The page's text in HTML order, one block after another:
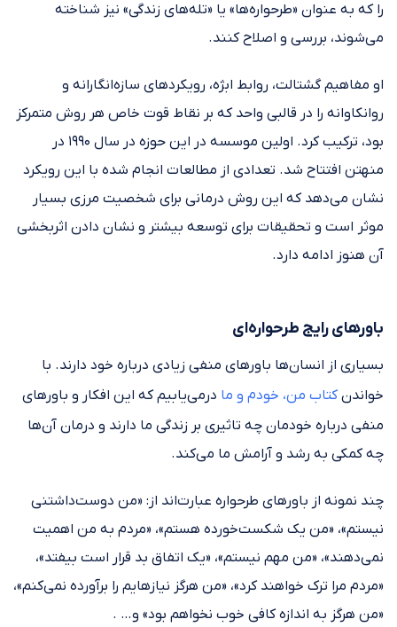
را که به عنوان «طرحواره‌ها» یا «تله‌های زندگی» نیز شناخته
می‌شوند، بررسی و اصلاح کنند.
او مفاهیم گشتالت، روابط ابژه، رویکردهای سازه‌انگارانه و
روانکاوانه را در قالبی واحد که بر نقاط قوت خاص هر روش متمرکز
بود، ترکیب کرد. اولین موسسه در این حوزه در سال ۱۹۹۰ در
منهتن افتتاح شد. تعدادی از مطالعات انجام شده با این رویکرد
نشان می‌دهد که این روش درمانی برای شخصیت مرزی بسیار
موثر است و تحقیقات برای توسعه بیشتر و نشان دادن اثربخشی
آن هنوز ادامه دارد.
باورهای رایج طرحواره‌ای
بسیاری از انسان‌ها باورهای منفی زیادی درباره خود دارند. با
خواندنکتاب من، خودم و ما درمی‌یابیم که این افکار و باورهای
منفی درباره خودمان چه تاثیری بر زندگی ما دارند و درمان آن‌ها
چه کمکی به رشد و آرامش ما می‌کند.
چند نمونه از باورهای طرحواره عبارت‌اند از: «من دوست‌داشتنی
نیستم»، «من یک شکست‌خورده هستم»، «مردم به من اهمیت
نمی‌دهند»، «من مهم نیستم»، «یک اتفاق بد قرار است بیفتد»،
«مردم مرا ترک خواهند کرد»، «من هرگز نیازهایم را برآورده نمی‌کنم»،
«من هرگز به اندازه کافی خوب نخواهم بود» و… .